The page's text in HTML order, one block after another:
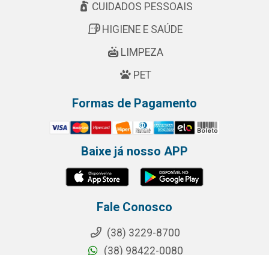
CUIDADOS PESSOAIS
HIGIENE E SAÚDE
LIMPEZA
PET
Formas de Pagamento
Baixe já nosso APP
Fale Conosco
(38) 3229-8700
(38) 98422-0080